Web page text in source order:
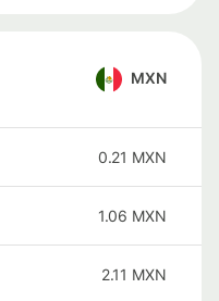
MXN
0.21 MXN
1.06 MXN
2.11 MXN